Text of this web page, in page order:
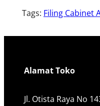
Tags: Filing Cabinet
Alamat Toko
Jl. Otista Raya No